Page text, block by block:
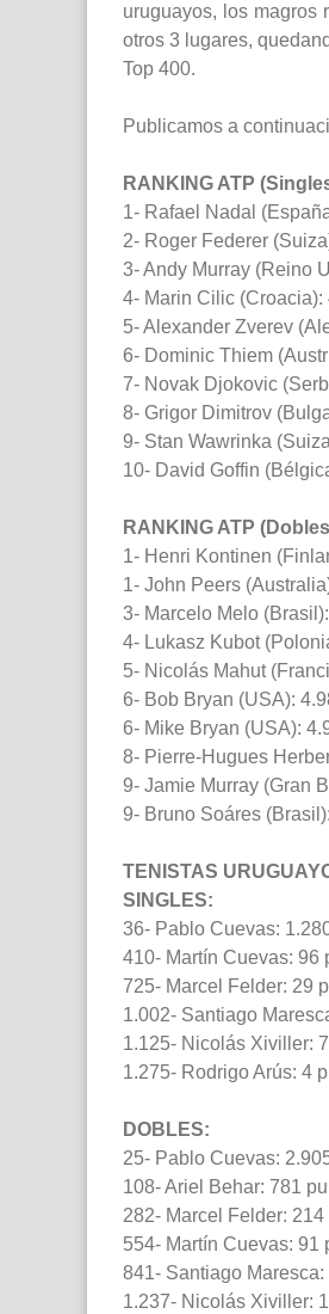
uruguayos, los magros
otros 3 lugares,
Top 400.
Publicamos a
RANKING ATP
1- Rafael Nadal
2- Roger Federer
3- Andy Murray (Reino
4- Marin Cilic (Croacia):
5- Alexander Zverev
6- Dominic Thiem
7- Novak Djokovic
8- Grigor Dimitrov
9- Stan Wawrinka
10- David Goffin
RANKING ATP
1- Henri Kontinen
1- John Peers
3- Marcelo Melo
4- Lukasz Kubot
5- Nicolás Mahut
6- Bob Bryan (USA):
6- Mike Bryan (USA):
8- Pierre-Hugues
9- Jamie Murray (Gran
9- Bruno Soáres
TENISTAS
SINGLES:
36- Pablo Cuevas:
410- Martín Cuevas: 96
725- Marcel Felder: 29
1.002- Santiago
1.125- Nicolás Xiviller:
1.275- Rodrigo Arús: 4
DOBLES:
25- Pablo Cuevas:
108- Ariel Behar: 781
282- Marcel Felder: 214
554- Martín Cuevas: 91
841- Santiago Maresca:
1.237- Nicolás Xiviller: